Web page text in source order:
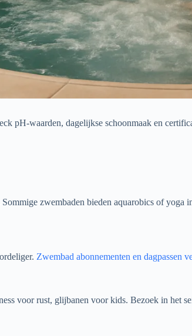
pH-waarden, dagelijkse schoonmaak en
zwembaden bieden aquarobics of yoga
Zwembad abonnementen en dagpassen
voor rust, glijbanen voor kids. Bezoek in het